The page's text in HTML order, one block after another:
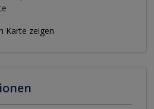
Karte zeigen